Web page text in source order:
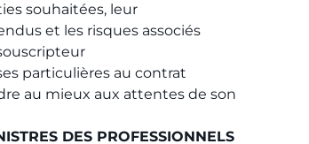
souhaitées, leur
et les risques associés
particulières au contrat
au mieux aux attentes de son
DES PROFESSIONNELS